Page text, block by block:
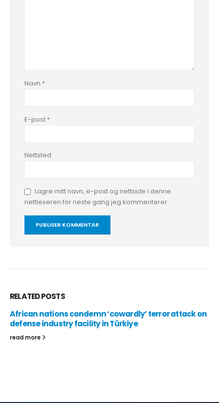
Navn *
E-post *
Nettsted
Lagre mitt navn, e-post og nettside i denne
nettleseren for neste gang jeg kommenterer.
RELATEDPOSTS
African nations condemn ‘cowardly’ terror attack on
defense industry facility in Türkiye
read more